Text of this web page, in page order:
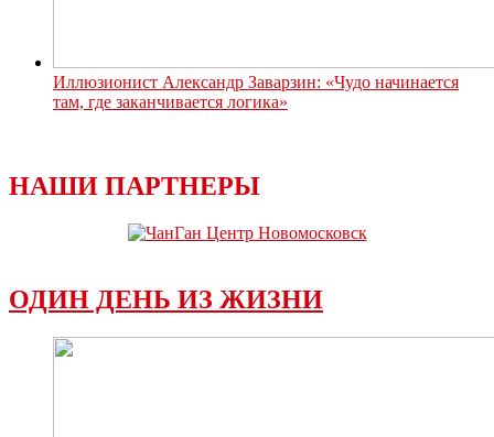
Иллюзионист Александр Заварзин: «Чудо начинается
там, где заканчивается логика»
НАШИ ПАРТНЕРЫ
ОДИН ДЕНЬ ИЗ ЖИЗНИ